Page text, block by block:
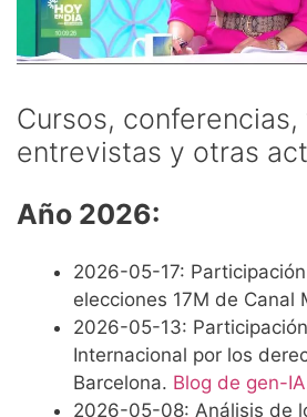
Cursos, conferencias,
entrevistas y otras
Año 2026:
2026-05-17:
elecciones 17M de Canal
2026-05-13:
Internacional por los
Barcelona. Blog de gen-IA
2026-05-08: Análisis de